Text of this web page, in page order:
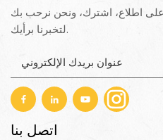
على اطلاع، اشترك، ونحن نرحب بك
لتخبرنا برأيك.
اتصل بنا